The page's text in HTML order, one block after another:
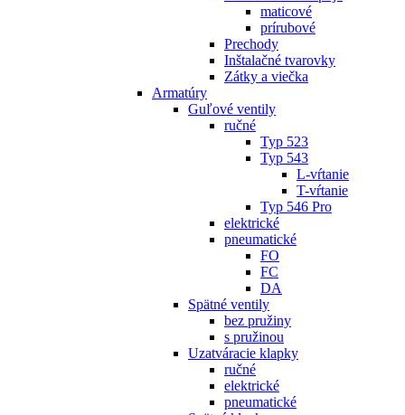
maticové
prírubové
Prechody
Inštalačné tvarovky
Zátky a viečka
Armatúry
Guľové ventily
ručné
Typ 523
Typ 543
L-vŕtanie
T-vŕtanie
Typ 546 Pro
elektrické
pneumatické
FO
FC
DA
Spätné ventily
bez pružiny
s pružinou
Uzatváracie klapky
ručné
elektrické
pneumatické